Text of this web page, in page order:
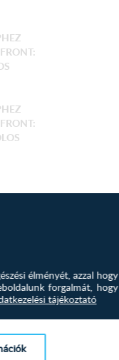
210 500Ft
élményét, azzal hogy
forgalmát, hogy
tájékoztató